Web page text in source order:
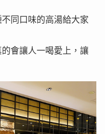
同口味的高湯給大家
會讓人一喝愛上，讓